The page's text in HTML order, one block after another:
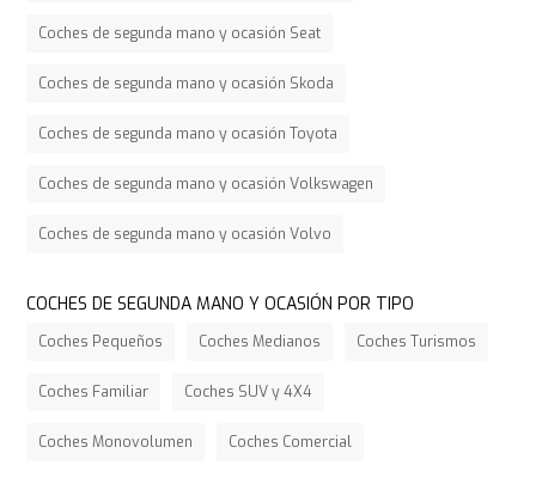
Coches de segunda mano y ocasión Seat
Coches de segunda mano y ocasión Skoda
Coches de segunda mano y ocasión Toyota
Coches de segunda mano y ocasión Volkswagen
Coches de segunda mano y ocasión Volvo
COCHES DE SEGUNDA MANO Y OCASIÓN POR TIPO
Coches Pequeños Coches Medianos Coches Turismos
Coches Familiar Coches SUV y 4X4
Coches Monovolumen Coches Comercial